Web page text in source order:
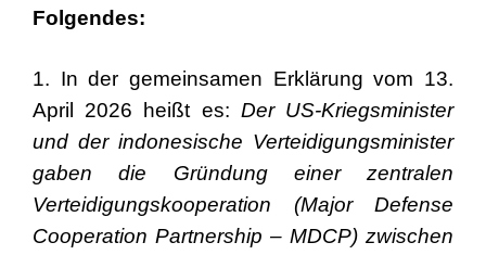
Folgendes:
1. In der gemeinsamen Erklärung vom 13.
April 2026 heißt es: Der US-Kriegsminister
und der indonesische Verteidigungsminister
gaben die Gründung einer zentralen
Verteidigungskooperation (Major Defense
Cooperation Partnership – MDCP) zwischen